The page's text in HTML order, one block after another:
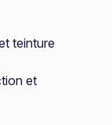
teinture
et